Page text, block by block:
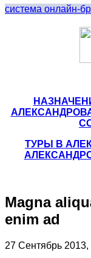
система онлайн-
ТУРЫ В
Magna
enim ad
27 Сентябрь 2013,